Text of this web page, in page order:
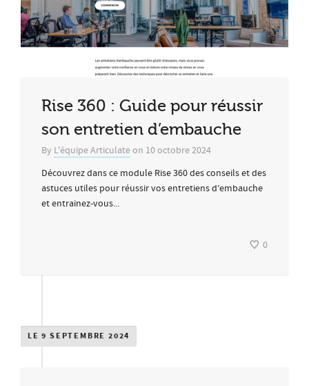
Rise 360 : Guide pour réussir
son entretien d’embauche
By L'équipe Articulateon 10 octobre 2024
Découvrez dans ce module Rise 360 des conseils et des
astuces utiles pour réussir vos entretiens d’embauche
et entrainez-vous...
0
LE 9 SEPTEMBRE 2024